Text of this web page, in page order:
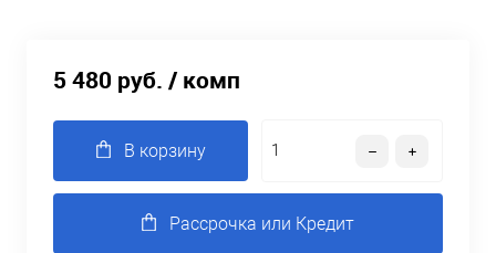
5 480 руб. / комп
В корзину
Рассрочка или Кредит